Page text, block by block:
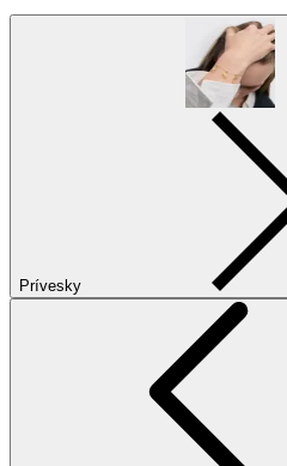
Prívesky